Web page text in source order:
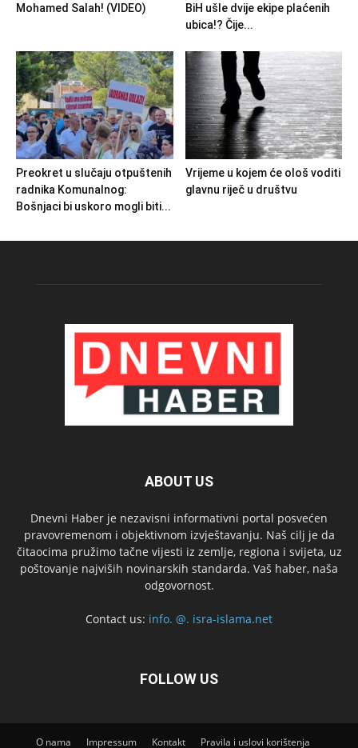
Mohamed Salah! (VIDEO)
BiH ušle dvije ekipe plaćenih
ubica!? Čije...
Preokret u slučaju otpuštenih
radnika Komunalnog:
Bošnjaci bi uskoro mogli biti...
Vrijeme u kojem će ološ voditi
glavnu riječ u društvu
ABOUT US
Dnevni Haber je nezavisni informativni portal posvećen
pravovremenom i objektivnom izvještavanju. Naš cilj je da
čitaocima pružimo tačne vijesti iz zemlje, regiona i svijeta, uz
poštovanje najviših novinarskih standarda. Vaš haber, naša
odgovornost.
Contact us: info. @. isra-islama.net
FOLLOW US
O nama Impressum Kontakt Pravila i uslovi korištenja